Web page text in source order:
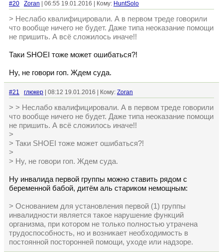
#20 Zoran | 06:55 19.01.2016 | Кому: HuntSolo
> Неслабо квалифицировали. А в первом треде говорили
что вообще ничего не будет. Даже типа неоказание помощи
не пришить. А всё сложилось иначе!!
Таки SHOEI тоже может ошибаться?!
Ну, не говори гоп. Ждем суда.
#21 глюкер | 08:12 19.01.2016 | Кому: Zoran
> > Неслабо квалифицировали. А в первом треде говорили
что вообще ничего не будет. Даже типа неоказание помощи
не пришить. А всё сложилось иначе!!
>
> Таки SHOEI тоже может ошибаться?!
>
> Ну, не говори гоп. Ждем суда.
Ну инвалида первой группы можно ставить рядом с
беременной бабой, дитём аль стариком немощным:
> Основанием для установления первой (1) группы
инвалидности является такое нарушение функций
организма, при котором не только полностью утрачена
трудоспособность, но и возникает необходимость в
постоянной посторонней помощи, уходе или надзоре.